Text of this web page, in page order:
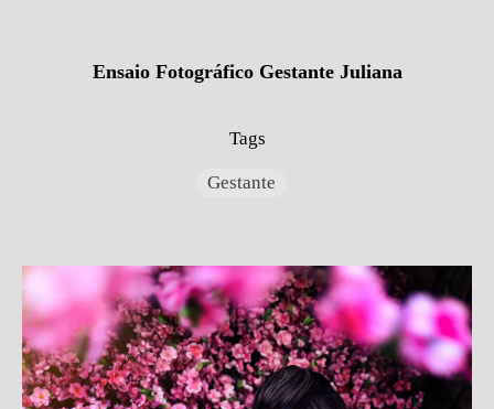
Ensaio Fotográfico Gestante Juliana
Tags
Gestante